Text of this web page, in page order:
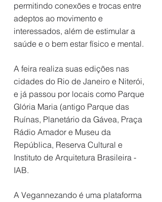
permitindo conexões e trocas entre
adeptos ao movimento e
interessados, além de estimular a
saúde e o bem estar físico e mental.
A feira realiza suas edições nas
cidades do Rio de Janeiro e Niterói,
e já passou por locais como Parque
Glória Maria (antigo Parque das
Ruínas, Planetário da Gávea, Praça
Rádio Amador e Museu da
República, Reserva Cultural e
Instituto de Arquitetura Brasileira -
IAB.
A Vegannezando é uma plataforma